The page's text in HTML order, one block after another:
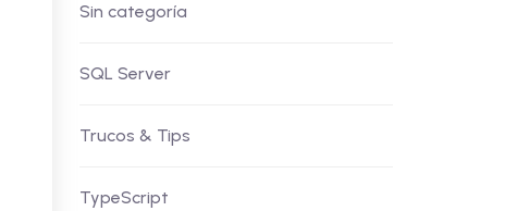
Sin categoría
SQL Server
Trucos & Tips
TypeScript